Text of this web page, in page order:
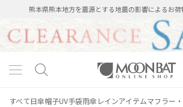
熊本県熊本地方を震源とする地震の影響によるお
すべて日傘帽子UV手袋雨傘 レインアイテムマフラー